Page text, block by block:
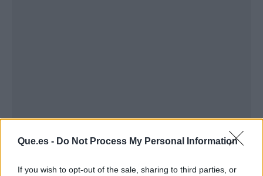
Que.es - Do Not Process My Personal Information
If you wish to opt-out of the sale, sharing to third parties, or
Publicidad